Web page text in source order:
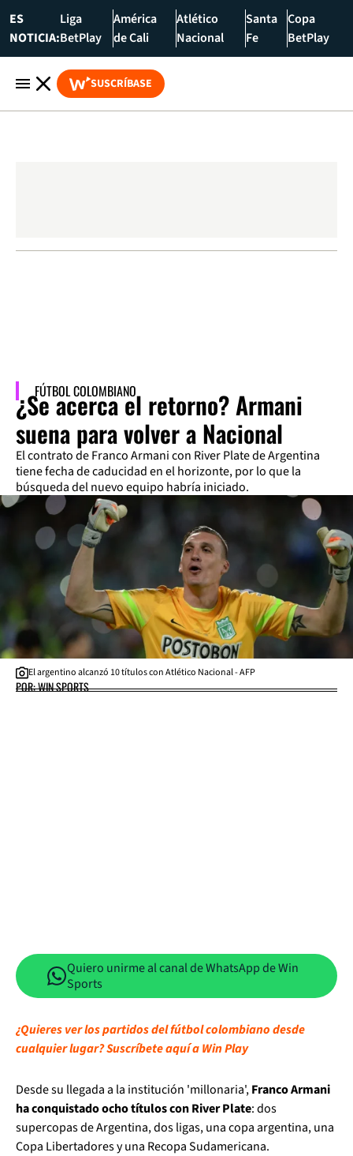
ES
NOTICIA:
Liga
BetPlay
América
de Cali
Atlético
Nacional
Santa
Fe
Copa
BetPlay
SUSCRÍBASE
FÚTBOL COLOMBIANO
¿Se acerca el retorno? Armani
suena para volver a Nacional
El contrato de Franco Armani con River Plate de Argentina
tiene fecha de caducidad en el horizonte, por lo que la
búsqueda del nuevo equipo habría iniciado.
El argentino alcanzó 10 títulos con Atlético Nacional - AFP
POR: WIN SPORTS
Quiero unirme al canal de WhatsApp de Win
Sports
¿Quieres ver los partidos del fútbol colombiano desde
cualquier lugar? Suscríbete aquí a Win Play
Desde su llegada a la institución 'millonaria',Franco Armani
ha conquistado ocho títulos con River Plate: dos
supercopas de Argentina, dos ligas, una copa argentina, una
Copa Libertadores y una Recopa Sudamericana.